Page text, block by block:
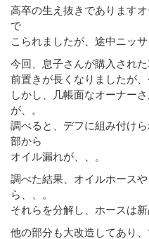
高卒の生え抜きであります
で
こられましたが、途中ニッサ
今回、息子さんが購入され
前置きが長くなりましたが
しかし、几帳面なオーナー
が、。
調べると、デフに組み付け
部から
オイル漏れが、、。
調べた結果、オイルホース
ら、、。
それらを分解し、ホースは新
他の部分も大改造してあり